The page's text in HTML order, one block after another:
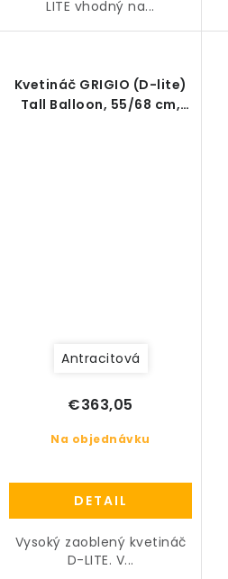
LITE vhodný na...
Kvetináč GRIGIO (D-lite)
Tall Balloon, 55/68 cm,
Antracitová
Na objednávku
€363,05
DETAIL
Vysoký zaoblený kvetináč
D-LITE. V...